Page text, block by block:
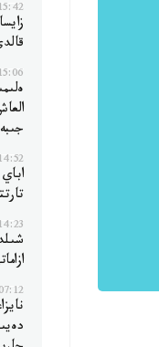
15:42, 03 تامىز 2026
15:06, 03 تامىز 2026
14:52, 03 تامىز 2026
14:23, 03 تامىز 2026
07:12, 03 تامىز